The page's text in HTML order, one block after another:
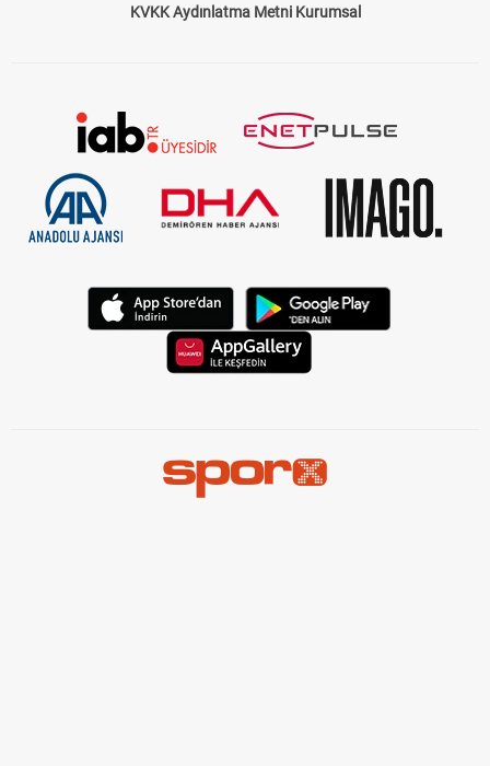
KVKK Aydınlatma Metni Kurumsal